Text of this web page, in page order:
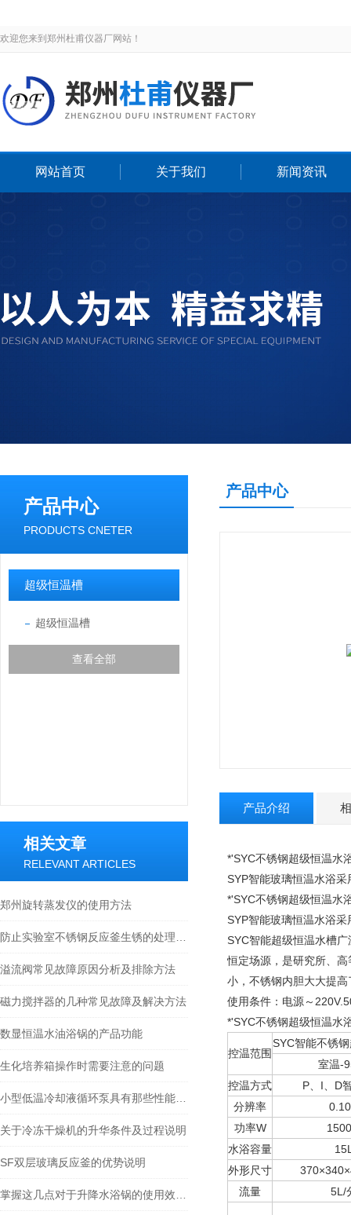
欢迎您来到郑州杜甫仪器厂网站！
网站首页 关于我们 新闻资讯
产品中心
PRODUCTS CNETER
超级恒温槽
超级恒温槽
查看全部
相关文章
RELEVANT ARTICLES
郑州旋转蒸发仪的使用方法
溢流阀常见故障原因分析及排除方法
磁力搅拌器的几种常见故障及解决方法
数显恒温水油浴锅的产品功能
生化培养箱操作时需要注意的问题
关于冷冻干燥机的升华条件及过程说明
SF双层玻璃反应釜的优势说明
产品中心
产品介绍
*'SYC不锈钢超级恒温水
SYP智能玻璃恒温水浴
*'SYC不锈钢超级恒温水
SYP智能玻璃恒温水浴
SYC智能超级恒温水槽
恒定场源，是研究所、
小，不锈钢内胆大大提
使用条件：电源～
*'SYC不锈钢超级恒温水
控温范围
SYC智能不锈
室温-
控温方式
P、I、D
分辨率
功率W
水浴容量
外形尺寸
流量
5L/